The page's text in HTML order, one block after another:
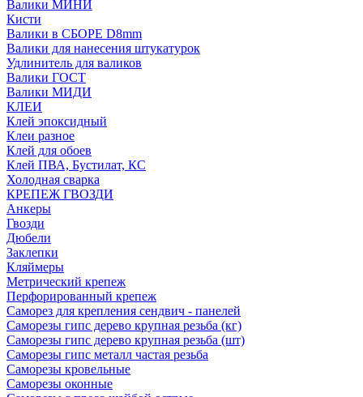
Валики МИНИ
Кисти
Валики в СБОРЕ D8mm
Валики для нанесения штукатурок
Удлинитель для валиков
Валики ГОСТ
Валики МИДИ
КЛЕИ
Клей эпоксидный
Клеи разное
Клей для обоев
Клей ПВА, Бустилат, КС
Холодная сварка
КРЕПЕЖ ГВОЗДИ
Анкеры
Гвозди
Дюбели
Заклепки
Кляймеры
Метрический крепеж
Перфорированный крепеж
Саморез для крепления сендвич - панелей
Саморезы гипс дерево крупная резьба (кг)
Саморезы гипс дерево крупная резьба (шт)
Саморезы гипс металл частая резьба
Саморезы кровельные
Саморезы оконные